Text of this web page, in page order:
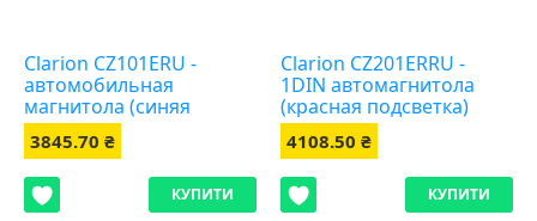
Clarion CZ101ERU -
автомобильная
магнитола (синяя
подсветка)
3845.70 ₴
КУПИТИ
Clarion CZ201ERRU -
1DIN автомагнитола
(красная подсветка)
4108.50 ₴
КУПИТИ